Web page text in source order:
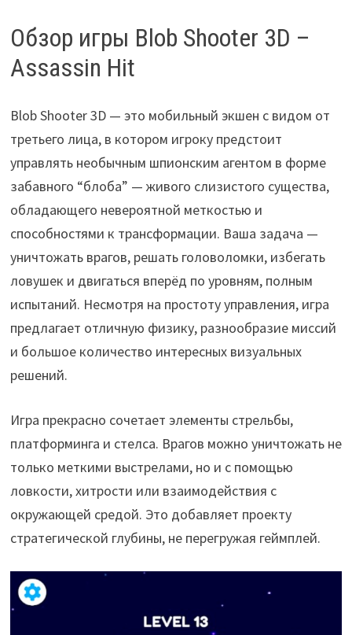
Обзор игры Blob Shooter 3D –
Assassin Hit
Blob Shooter 3D — это мобильный экшен с видом от
третьего лица, в котором игроку предстоит
управлять необычным шпионским агентом в форме
забавного “блоба” — живого слизистого существа,
обладающего невероятной меткостью и
способностями к трансформации. Ваша задача —
уничтожать врагов, решать головоломки, избегать
ловушек и двигаться вперёд по уровням, полным
испытаний. Несмотря на простоту управления, игра
предлагает отличную физику, разнообразие миссий
и большое количество интересных визуальных
решений.
Игра прекрасно сочетает элементы стрельбы,
платформинга и стелса. Врагов можно уничтожать не
только меткими выстрелами, но и с помощью
ловкости, хитрости или взаимодействия с
окружающей средой. Это добавляет проекту
стратегической глубины, не перегружая геймплей.